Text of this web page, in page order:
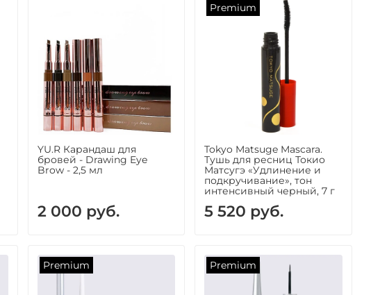
YU.R Карандаш для
бровей - Drawing Eye
Brow - 2,5 мл
2 000 руб.
Premium
Tokyo Matsuge Mascara.
Тушь для ресниц Токио
Матсугэ «Удлинение и
подкручивание», тон
интенсивный черный, 7 г
5 520 руб.
Premium Premium